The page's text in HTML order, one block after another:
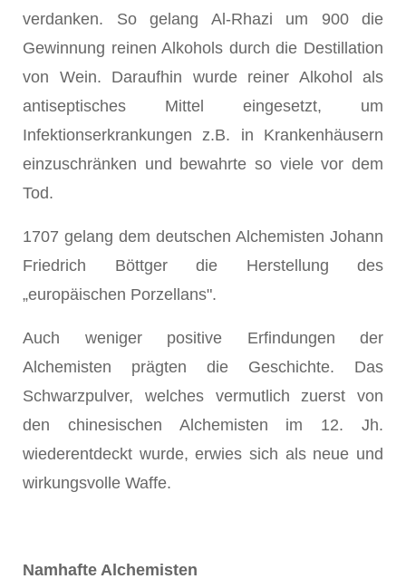
verdanken. So gelang Al-Rhazi um 900 die
Gewinnung reinen Alkohols durch die Destillation
von Wein. Daraufhin wurde reiner Alkohol als
antiseptisches Mittel eingesetzt, um
Infektionserkrankungen z.B. in Krankenhäusern
einzuschränken und bewahrte so viele vor dem
Tod.
1707 gelang dem deutschen Alchemisten Johann
Friedrich Böttger die Herstellung des
„europäischen Porzellans".
Auch weniger positive Erfindungen der
Alchemisten prägten die Geschichte. Das
Schwarzpulver, welches vermutlich zuerst von
den chinesischen Alchemisten im 12. Jh.
wiederentdeckt wurde, erwies sich als neue und
wirkungsvolle Waffe.
Namhafte Alchemisten